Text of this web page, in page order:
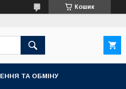
Кошик
ТА ОБМІНУ